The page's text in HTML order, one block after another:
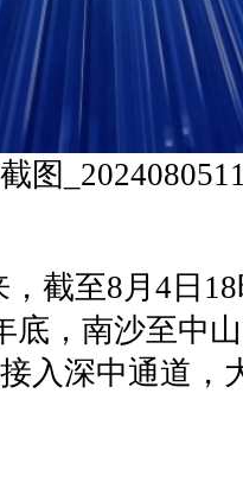
图
截至8月4日
底，南沙至中
入深中通道，